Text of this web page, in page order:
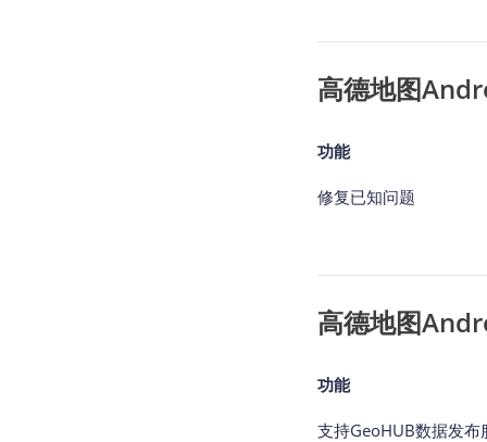
高德地图
功能
修复已知问题
高德地图
功能
支持GeoHUB数据发